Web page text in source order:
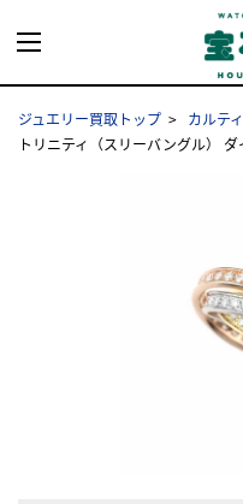
ジュエリー買取トップ
カルテ
トリニティ（スリーバングル）